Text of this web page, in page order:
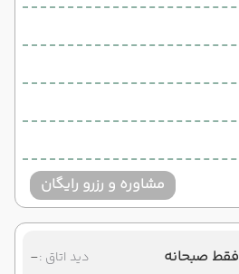
مشاوره و رزرو رایگان
فقط صبحانه
دید اتاق :-